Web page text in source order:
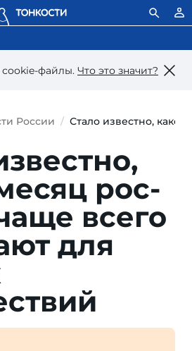
сookie-файлы. Что это значит?
России Стало известно,
рос­
все­го
для